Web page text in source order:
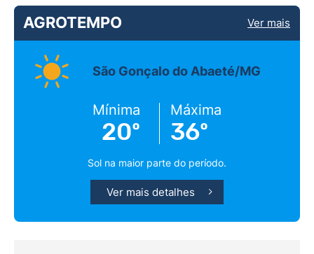
AGROTEMPO Ver mais
São Gonçalo do Abaeté/MG
Mínima
20º
Máxima
36º
Sol na maior parte do período.
Ver mais detalhes